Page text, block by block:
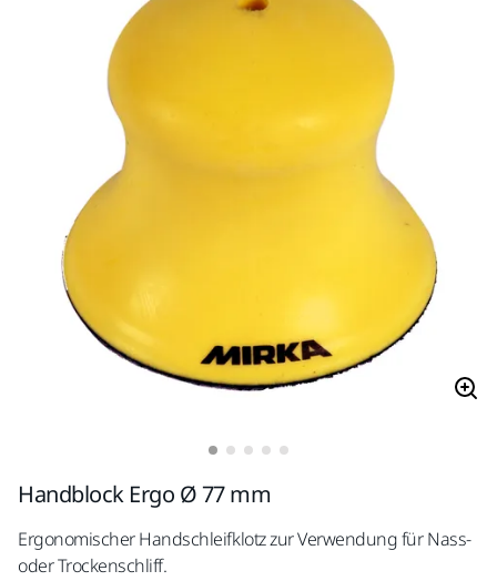
Handblock Ergo Ø 77 mm
Ergonomischer Handschleifklotz zur Verwendung für Nass-
oder Trockenschliff.